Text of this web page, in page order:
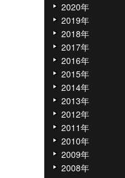
2020年
2019年
2018年
2017年
2016年
2015年
2014年
2013年
2012年
2011年
2010年
2009年
2008年